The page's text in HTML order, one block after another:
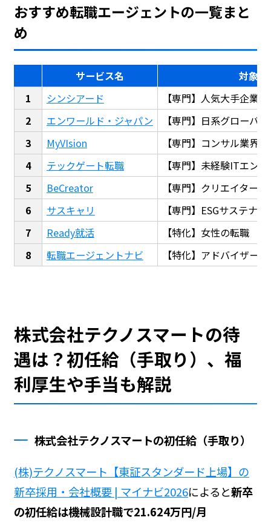
おすすめ転職エージェントの一覧まと
め
サービス名
対象
シンシアード
【専門】人気大手企業
エンワールド・ジャパン
【専門】日系グローバ
MyVIsion
【専門】コンサル業界
テックゲート転職
【専門】未経験ITエン
BeCreator
【専門】クリエイター
サスキャリ
【専門】ESGサステナ
Ready就活
【特化】女性の転職
転職エージェントナビ
【特化】アドバイザー
株式会社テクノスマートの待
遇は？初任給（手取り）、福
利厚生や手当も解説
株式会社テクノスマートの初任給（手取り）
(株)テクノスマート【東証スタンダード上場】の
新卒採用・会社概要 | マイナビ2026によると新卒
の初任給は機械設計職で21.624万円/月